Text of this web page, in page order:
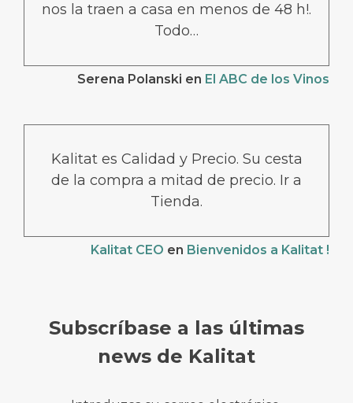
nos la traen a casa en menos de 48 h!.
Todo…
Serena Polanski en El ABC de los Vinos
Kalitat es Calidad y Precio. Su cesta
de la compra a mitad de precio. Ir a
Tienda.
Kalitat CEO en Bienvenidos a Kalitat !
Subscríbase a las últimas
news de Kalitat